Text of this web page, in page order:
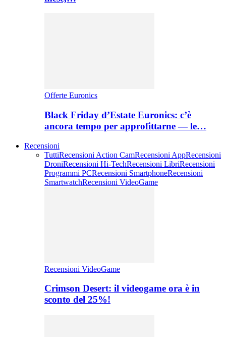
Offerte Euronics
Black Friday d’Estate Euronics: c’è
ancora tempo per approfittarne — le…
Recensioni
TuttiRecensioni Action CamRecensioni AppRecensioni
DroniRecensioni Hi-TechRecensioni LibriRecensioni
Programmi PCRecensioni SmartphoneRecensioni
SmartwatchRecensioni VideoGame
Recensioni VideoGame
Crimson Desert: il videogame ora è in
sconto del 25%!